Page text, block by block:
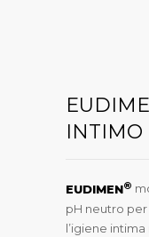
INTIMO
EUDIMEN®
pH neutro
l’igiene intima